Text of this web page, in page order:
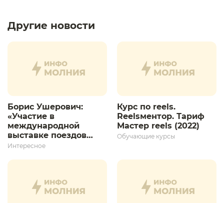
Другие новости
Борис Ушерович:
«Участие в
международной
выставке поездов
дает толчок для
развития»
Интересное
Курс по reels.
Reelsментор. Тариф
Мастер reels (2022)
Обучающие курсы